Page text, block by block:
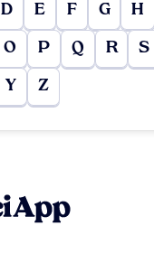
D E F G H
O P Q R S
Y Z